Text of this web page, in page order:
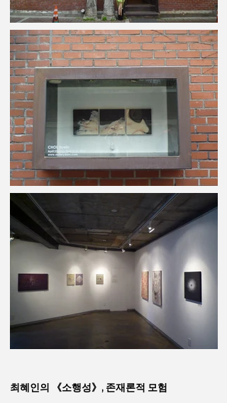
최혜인의 《소행성》, 존재론적 모험